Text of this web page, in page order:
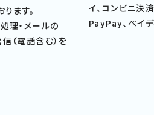
ます。
理・メールの
（電話含む）を
イ、コンビニ決
PayPay、ペイ